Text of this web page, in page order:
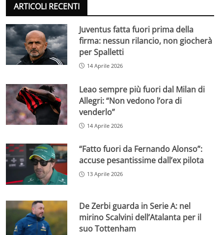
ARTICOLI RECENTI
Juventus fatta fuori prima della
firma: nessun rilancio, non giocherà
per Spalletti
14 Aprile 2026
Leao sempre più fuori dal Milan di
Allegri: “Non vedono l’ora di
venderlo”
14 Aprile 2026
“Fatto fuori da Fernando Alonso”:
accuse pesantissime dall’ex pilota
13 Aprile 2026
De Zerbi guarda in Serie A: nel
mirino Scalvini dell’Atalanta per il
suo Tottenham